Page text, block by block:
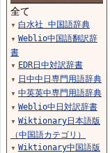
全て
▼ 白水社 中国語辞典
▼ Weblio中国語翻訳辞
書
▼ EDR日中対訳辞書
▼ 日中中日専門用語辞典
▼ 中英英中専門用語辞典
▼ Weblio中日対訳辞書
▼ Wiktionary日本語版
（中国語カテゴリ）
▼ Wiktionary中国語版